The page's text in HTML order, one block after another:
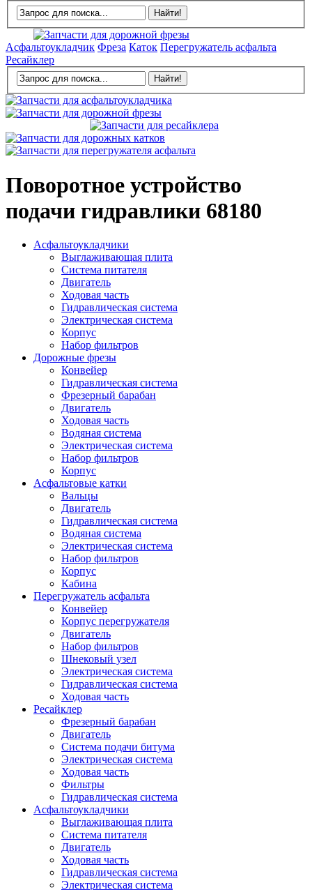
Асфальтоукладчик Фреза Каток Перегружатель асфальта
Ресайклер
Поворотное устройство
подачи гидравлики 68180
Асфальтоукладчики
Выглаживающая плита
Система питателя
Двигатель
Ходовая часть
Гидравлическая система
Электрическая система
Корпус
Набор фильтров
Дорожные фрезы
Конвейер
Гидравлическая система
Фрезерный барабан
Двигатель
Ходовая часть
Водяная система
Электрическая система
Набор фильтров
Корпус
Асфальтовые катки
Вальцы
Двигатель
Гидравлическая система
Водяная система
Электрическая система
Набор фильтров
Корпус
Кабина
Перегружатель асфальта
Конвейер
Корпус перегружателя
Двигатель
Набор фильтров
Шнековый узел
Электрическая система
Гидравлическая система
Ходовая часть
Ресайклер
Фрезерный барабан
Двигатель
Система подачи битума
Электрическая система
Ходовая часть
Фильтры
Гидравлическая система
Асфальтоукладчики
Выглаживающая плита
Система питателя
Двигатель
Ходовая часть
Гидравлическая система
Электрическая система